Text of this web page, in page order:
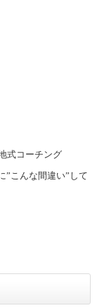
式コーチング
”こんな間違い”して